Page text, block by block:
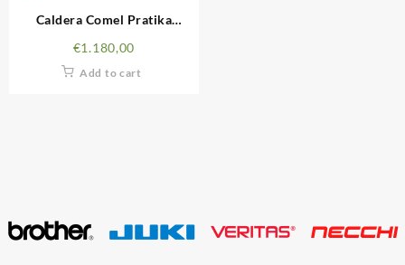
Caldera Comel Pratika
€1.180,00
Add to cart